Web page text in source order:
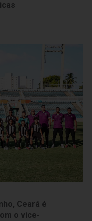
Ceará é
o vice-